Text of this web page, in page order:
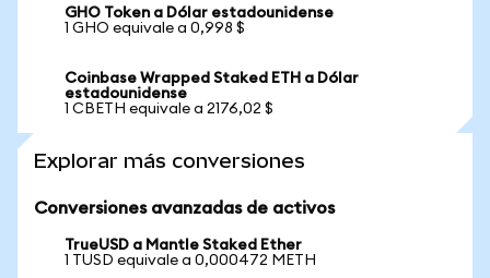
GHO Token a Dólar estadounidense
1 GHO equivale a 0,998 $
Coinbase Wrapped Staked ETH a Dólar
estadounidense
1 CBETH equivale a 2176,02 $
Explorar más conversiones
Conversiones avanzadas de activos
TrueUSD a Mantle Staked Ether
1 TUSD equivale a 0,000472 METH